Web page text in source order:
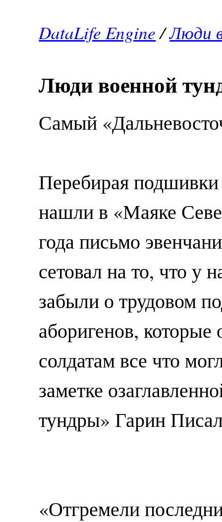
DataLife Engine/Люди
Люди военной
Самый
Перебирая подшивки
нашли в «Маяке
года письмо
сетовал на то, что у
забыли о трудовом
аборигенов, которые
солдатам все что
заметке
тундры» Гарин
«Отгремели